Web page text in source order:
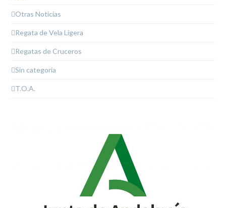
Otras Noticias
Regata de Vela Ligera
Regatas de Cruceros
Sin categoría
T.O.A.